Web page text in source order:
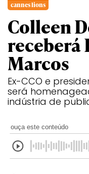
cannes lions
Colleen
receberá
Marcos
Ex-CCO e
será
indústria de
ouça este conteúdo